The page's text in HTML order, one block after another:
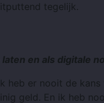
tegelijk.
en als digitale
heb er nooit de
geld. En ik heb